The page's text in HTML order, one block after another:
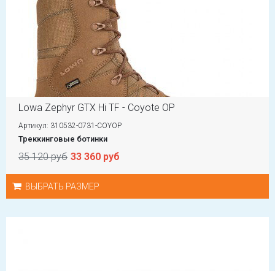
Lowa Zephyr GTX Hi TF - Coyote OP
Артикул: 310532-0731-COYOP
Треккинговые ботинки
35 120 руб 33 360 руб
ВЫБРАТЬ РАЗМЕР